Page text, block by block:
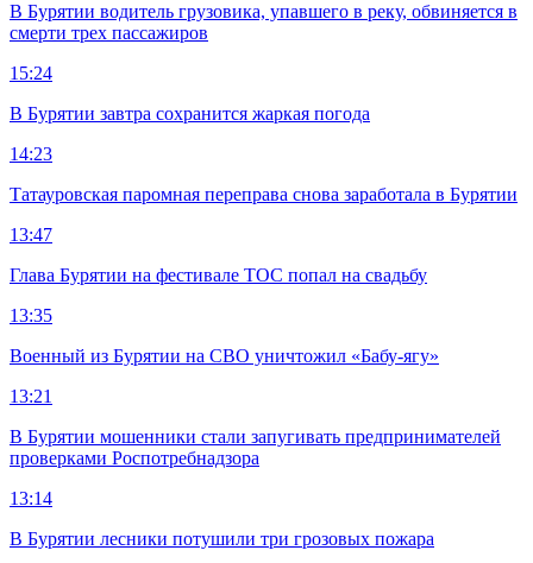
В Бурятии водитель грузовика, упавшего в реку, обвиняется в
смерти трех пассажиров
15:24
В Бурятии завтра сохранится жаркая погода
14:23
Татауровская паромная переправа снова заработала в Бурятии
13:47
Глава Бурятии на фестивале ТОС попал на свадьбу
13:35
Военный из Бурятии на СВО уничтожил «Бабу-ягу»
13:21
В Бурятии мошенники стали запугивать предпринимателей
проверками Роспотребнадзора
13:14
В Бурятии лесники потушили три грозовых пожара